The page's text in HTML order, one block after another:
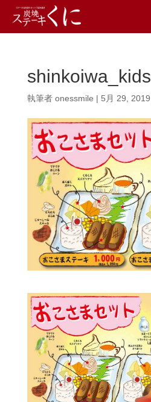
shinkoiwa_kids
執筆者 onessmile | 5月 29, 2019